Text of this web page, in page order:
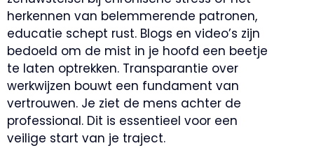
herkennen van belemmerende patronen,
educatie schept rust. Blogs en video’s zijn
bedoeld om de mist in je hoofd een beetje
te laten optrekken. Transparantie over
werkwijzen bouwt een fundament van
vertrouwen. Je ziet de mens achter de
professional. Dit is essentieel voor een
veilige start van je traject.